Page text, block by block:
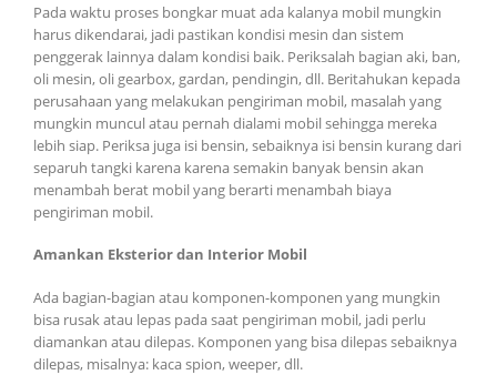
Pada waktu proses bongkar muat ada kalanya mobil mungkin
harus dikendarai, jadi pastikan kondisi mesin dan sistem
penggerak lainnya dalam kondisi baik. Periksalah bagian aki, ban,
oli mesin, oli gearbox, gardan, pendingin, dll. Beritahukan kepada
perusahaan yang melakukan pengiriman mobil, masalah yang
mungkin muncul atau pernah dialami mobil sehingga mereka
lebih siap. Periksa juga isi bensin, sebaiknya isi bensin kurang dari
separuh tangki karena karena semakin banyak bensin akan
menambah berat mobil yang berarti menambah biaya
pengiriman mobil.
Amankan Eksterior dan Interior Mobil
Ada bagian-bagian atau komponen-komponen yang mungkin
bisa rusak atau lepas pada saat pengiriman mobil, jadi perlu
diamankan atau dilepas. Komponen yang bisa dilepas sebaiknya
dilepas, misalnya: kaca spion, weeper, dll.